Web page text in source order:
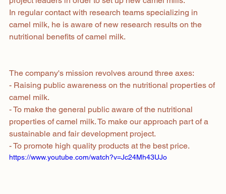
In regular contact with research teams specializing in
camel milk, he is aware of new research results on the
nutritional benefits of camel milk.
The company's mission revolves around three axes:
- Raising public awareness on the nutritional properties of
camel milk.
- To make the general public aware of the nutritional
properties of camel milk. To make our approach part of a
sustainable and fair development project.
- To promote high quality products at the best price.
https://www.youtube.com/watch?v=Jc24Mh43UJo